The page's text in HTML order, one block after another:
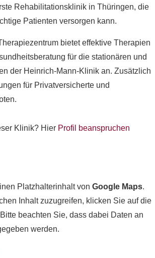
Rehabilitationsklinik in Thüringen, die
Patienten versorgen kann.
bietet effektive Therapien
für die stationären und
der Heinrich-Mann-Klinik an. Zusätzlich
für Privatversicherte und
Klinik? Hier Profil beanspruchen
Platzhalterinhalt von Google Maps.
Inhalt zuzugreifen, klicken Sie auf die
beachten Sie, dass dabei Daten an
werden.